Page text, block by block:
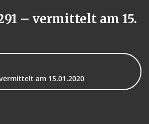
– vermittelt am 15.
am 15.01.2020